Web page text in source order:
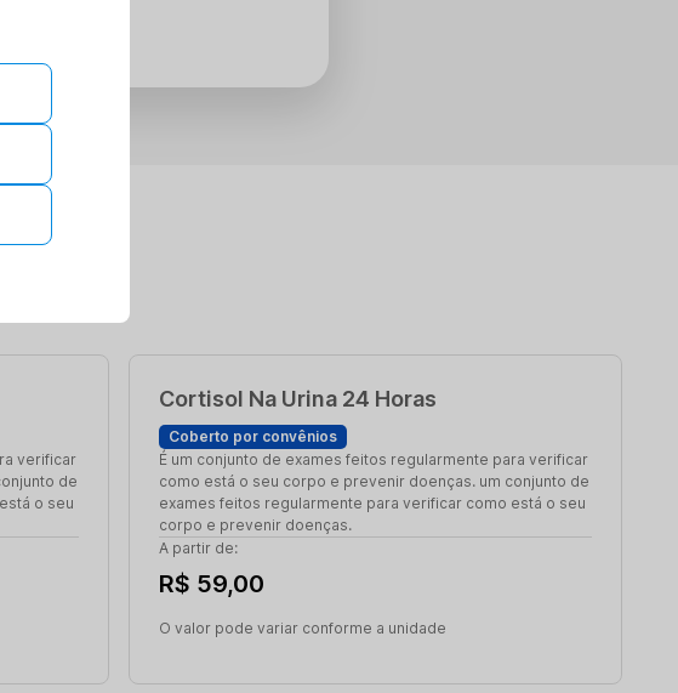
verificar
de
o seu
Cortisol Na Urina 24 Horas
Coberto por convênios
É um conjunto de exames feitos regularmente para verificar
como está o seu corpo e prevenir doenças. um conjunto de
exames feitos regularmente para verificar como está o seu
corpo e prevenir doenças.
A partir de:
R$ 59,00
O valor pode variar conforme a unidade